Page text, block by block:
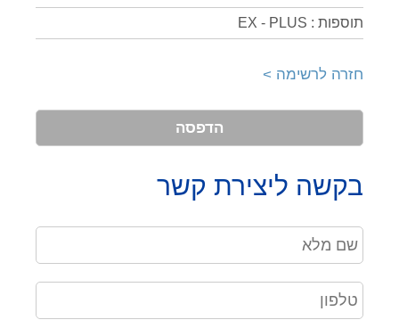
תוספות : EX - PLUS
חזרה לרשימה >
הדפסה
בקשה ליצירת קשר